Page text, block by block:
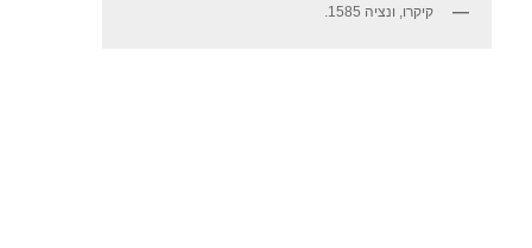
קיקרו, ונציה 1585.